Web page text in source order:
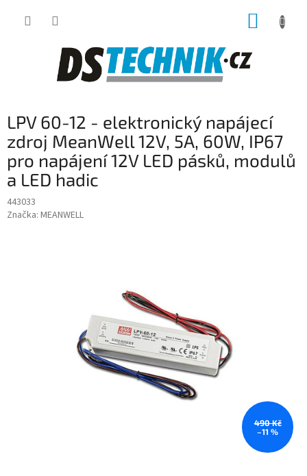
LPV 60-12 - elektronický napájecí
zdroj MeanWell 12V, 5A, 60W, IP67
pro napájení 12V LED pásků, modulů
a LED hadic
443033
Značka: MEANWELL
490 Kč
–11 %